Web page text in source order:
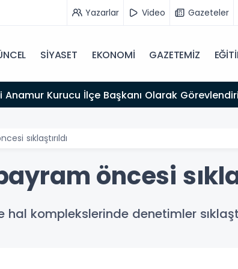
Yazarlar Video Gazeteler
SİYASET EKONOMİ GAZETEMİZ
Anamur Kurucu İlçe Başkanı Olarak
sıklaştırıldı
öncesi
komplekslerinde denetimler